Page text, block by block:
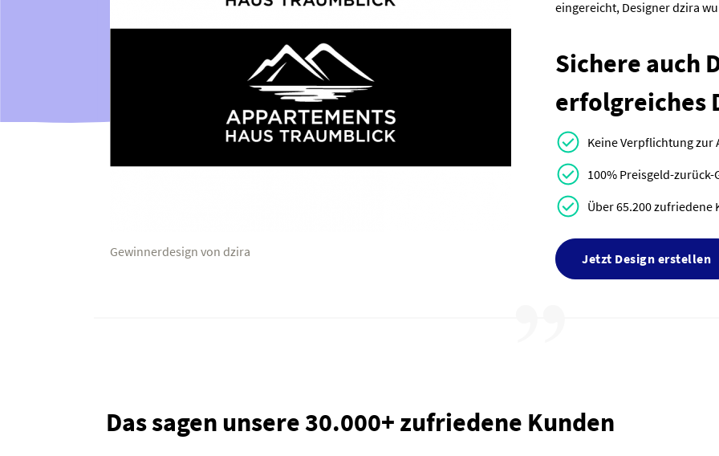
Gewinnerdesign von dzira
eingereicht, Designer dzira
Sichere auch
erfolgreiches
Keine Verpflichtung zur
100% Preisgeld-zurück-
Über 65.200 zufriedene
Jetzt Design erstellen
Das sagen unsere 30.000+ zufriedene Kunden